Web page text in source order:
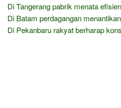
Di Tangerang pabrik menata
Di Batam perdagangan
Di Pekanbaru rakyat berharap